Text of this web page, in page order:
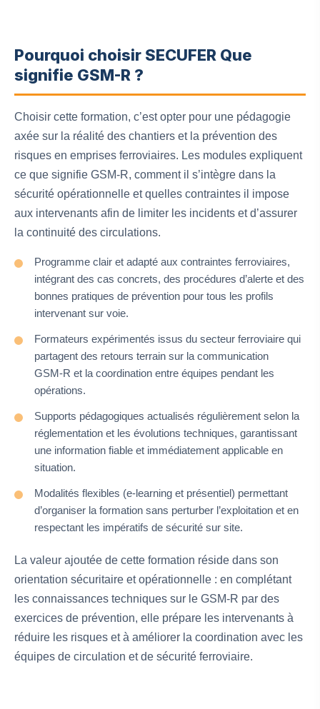
Pourquoi choisir SECUFER Que
signifie GSM-R ?
Choisir cette formation, c’est opter pour une pédagogie
axée sur la réalité des chantiers et la prévention des
risques en emprises ferroviaires. Les modules expliquent
ce que signifie GSM‑R, comment il s’intègre dans la
sécurité opérationnelle et quelles contraintes il impose
aux intervenants afin de limiter les incidents et d’assurer
la continuité des circulations.
Programme clair et adapté aux contraintes ferroviaires,
intégrant des cas concrets, des procédures d’alerte et des
bonnes pratiques de prévention pour tous les profils
intervenant sur voie.
Formateurs expérimentés issus du secteur ferroviaire qui
partagent des retours terrain sur la communication
GSM‑R et la coordination entre équipes pendant les
opérations.
Supports pédagogiques actualisés régulièrement selon la
réglementation et les évolutions techniques, garantissant
une information fiable et immédiatement applicable en
situation.
Modalités flexibles (e‑learning et présentiel) permettant
d’organiser la formation sans perturber l’exploitation et en
respectant les impératifs de sécurité sur site.
La valeur ajoutée de cette formation réside dans son
orientation sécuritaire et opérationnelle : en complétant
les connaissances techniques sur le GSM‑R par des
exercices de prévention, elle prépare les intervenants à
réduire les risques et à améliorer la coordination avec les
équipes de circulation et de sécurité ferroviaire.